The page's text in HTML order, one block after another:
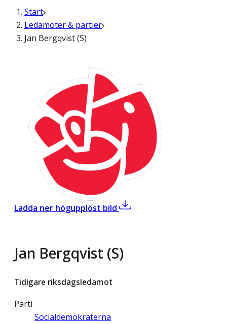
Start
Ledamöter & partier
Jan Bergqvist (S)
Ladda ner högupplöst bild ,Jan Bergqvist (S)
Jan Bergqvist (S)
Tidigare riksdagsledamot
Parti
Socialdemokraterna